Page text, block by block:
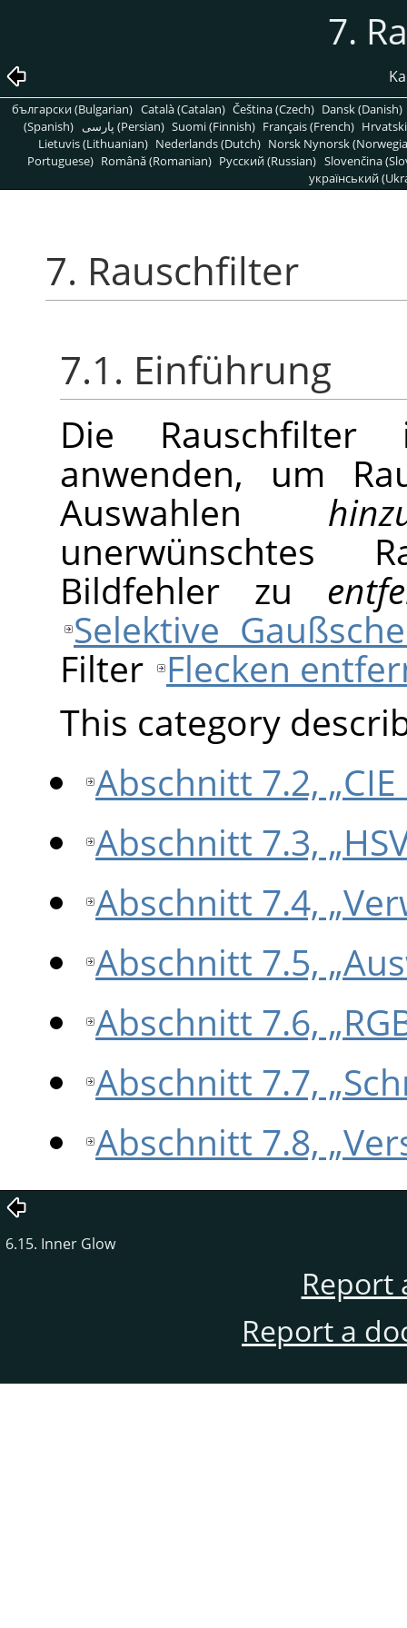
7.
български (Bulgarian) Català (Catalan) Čeština (Czech) Dansk (Danish)
(Spanish)
پارسی (Persian) Suomi (Finnish) Français (French)
Lietuvis (Lithuanian) Nederlands (Dutch) Norsk Nynorsk
Portuguese) Română (Romanian) Pусский (Russian) Slovenčina
український
7. Rauschfilter
7.1. Einführung
Die
anwenden, um
Auswahlen
unerwünschtes
Bildfehler zu
Selektive
Filter Flecken
This category
Abschnitt 7.2,
Abschnitt 7.3,
Abschnitt 7.4,
Abschnitt 7.5,
Abschnitt 7.6,
Abschnitt 7.7,
Abschnitt 7.8,
6.15. Inner Glow
Report
Report a